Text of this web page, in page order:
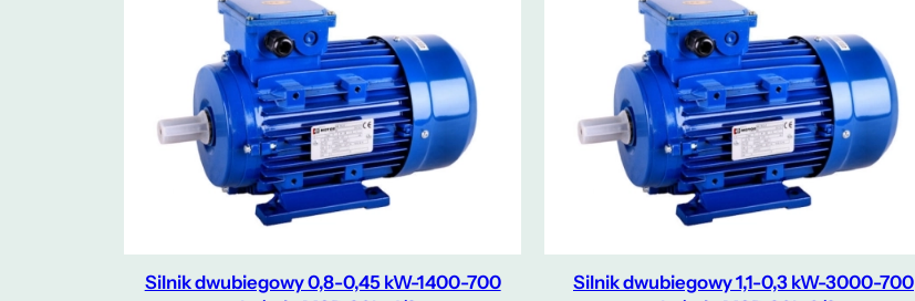
Silnik dwubiegowy 0,8-0,45 kW-1400-700
Silnik dwubiegowy 1,1-0,3 kW-3000-700